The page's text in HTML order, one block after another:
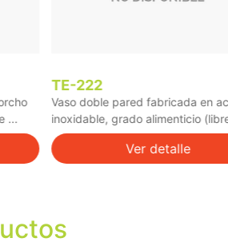
...
TE-222
Vaso doble pared fabricada en
inoxidable, grado alimenticio
Ver detalle